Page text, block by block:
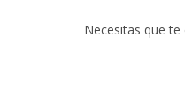
Necesitas que